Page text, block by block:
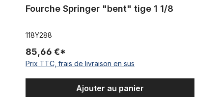
Fourche Springer "bent" tige 1 1/8
118Y288
85,66 €*
Prix TTC, frais de livraison en sus
Ajouter au panier